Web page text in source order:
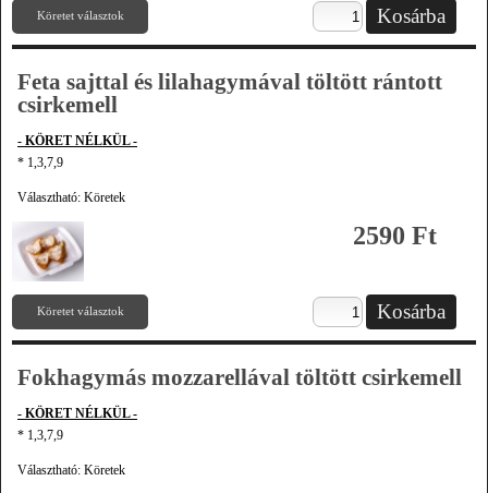
Köretet választok
Feta sajttal és lilahagymával töltött rántott
csirkemell
- KÖRET NÉLKÜL -
* 1,3,7,9
Választható: Köretek
Köretet választok
2590 Ft
Fokhagymás mozzarellával töltött csirkemell
- KÖRET NÉLKÜL -
* 1,3,7,9
Választható: Köretek